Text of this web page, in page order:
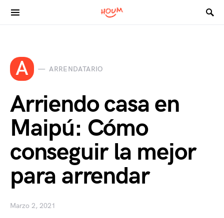
Search for:
A ARRENDATARIO
Arriendo casa en
Maipú: Cómo
conseguir la mejor
para arrendar
Marzo 2, 2021